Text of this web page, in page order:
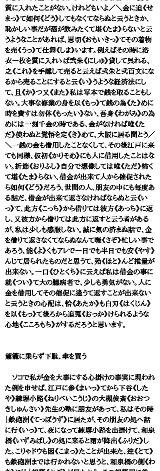
質に入れたことがない。けれどもいよ／＼金に迫《せ
まっ》て如何《どう》してもなくてならぬと云うときか、
恥かしい事だが酒が飲みたくて堪《たま》らないと云
うようなことがあれば、思切《おもいきっ》てその着物
を売《うっ》て仕舞《しま》います。例えばその時に浴
衣一枚を質に入れゝば弐朱《にしゅ》貸して呉れる、
之《これ》を手離して売ると云えば弐朱と弐百文にな
るから売ることにすると云《い》うような経済法にし
て、且《か》つ又《また》私は写本で銭を取ることもし
ない。大事な修業の身を以《もっ》て銭の為《た》めに
時を費すは勿体《もったい》ない、吾身《わがみ》の為
めには一刻千金の時である、金がなければ唯《た
だ》使わぬと覚悟を定《き》めて、大阪に居る間とう／
＼一銭の金も借用したことなくして、その後江戸に来
ても同様、仮初《かりそめ》にも人に借用したことはな
い。折節《おりふし》自分で想像しては唯《ただ》怖く
て堪《たま》らない、借金が出来て人から催促された
ら如何《どう》だろう、世間の人、朋友の中にも毎度あ
る話だ、借金が出来て返さなければならぬと云《い
っ》て、此方《こっち》から借りては彼方《あっち》に返
し、又彼方から借りては此方に返すと云う者がある
が、私は少しも感服しない。誠に気の済まぬ話で、金
を借りて返さなくてならぬなんて嘸《さぞ》忙しい事で
あろう、能《よ》くもアレで一日でも半日でも安《やす》
んじて居られたものだと思うて、殆《ほと》んど推量が
出来ない。一口《ひとくち》に云えば私は借金の事に
就《つい》て大の臆病者で、少しも勇気がない。人に
金を借用してその催促に逢うて返すことが出来ない
と云うときの心配は、恰《あたか》も白刃《はくじん》
を以《もっ》て後ろから追蒐《おっか》けられるような
心地《こころもち》がするだろうと思います。
駕籠に乗らず下駄、傘を買う
ソコで私が金を大事にする心掛けの事実に現われ
た例を申せば、江戸に参《まいっ》てから下谷《した
や》練塀小路《ねりべいこうじ》の大槻俊斎《おおつ
きしゅんさい》先生の塾に朋友があって、私はその時
｜鉄砲洲《てっぽうず》に居たが、その朋友の処へ話
に行《いっ》て、夜になって練塀小路を出掛けて、和泉
橋《いずみばし》の処に来ると雨が降出《ふりだ》し
た。こりゃドウも困《こまっ》たことが出来た、迚《とて》
も鉄砲洲までは行かれないと思うと、和泉橋の側《わ